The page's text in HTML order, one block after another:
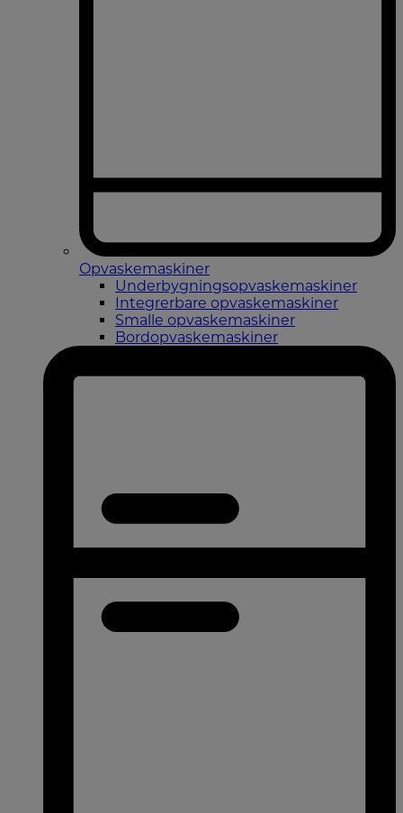
Opvaskemaskiner
Underbygningsopvaskemaskiner
Integrerbare opvaskemaskiner
Smalle opvaskemaskiner
Bordopvaskemaskiner